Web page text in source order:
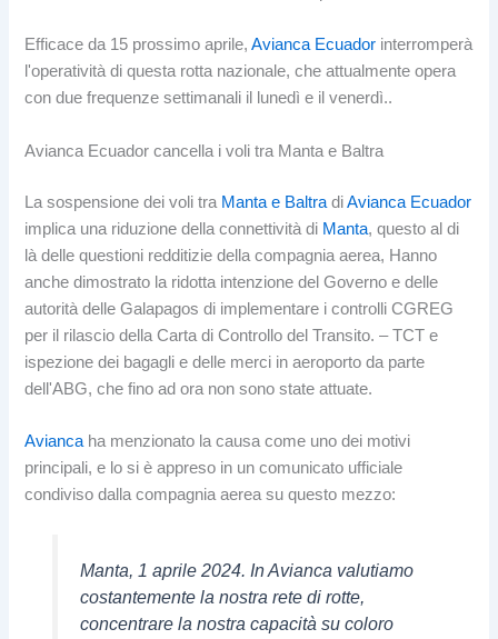
Efficace da 15 prossimo aprile,Avianca Ecuador interromperà
l'operatività di questa rotta nazionale, che attualmente opera
con due frequenze settimanali il lunedì e il venerdì..
Avianca Ecuador cancella i voli tra Manta e Baltra
La sospensione dei voli tra Manta e Baltra diAvianca Ecuador
implica una riduzione della connettività di Manta, questo al di
là delle questioni redditizie della compagnia aerea, Hanno
anche dimostrato la ridotta intenzione del Governo e delle
autorità delle Galapagos di implementare i controlli CGREG
per il rilascio della Carta di Controllo del Transito. – TCT e
ispezione dei bagagli e delle merci in aeroporto da parte
dell'ABG, che fino ad ora non sono state attuate.
Avianca ha menzionato la causa come uno dei motivi
principali, e lo si è appreso in un comunicato ufficiale
condiviso dalla compagnia aerea su questo mezzo:
Manta, 1 aprile 2024. In Avianca valutiamo
costantemente la nostra rete di rotte,
concentrare la nostra capacità su coloro